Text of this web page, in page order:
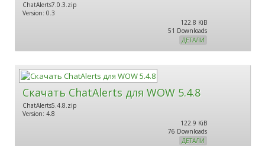
ChatAlerts7.0.3.zip
Version: 0.3
122.8 KiB
51 Downloads
ДЕТАЛИ
Скачать ChatAlerts для WOW 5.4.8
ChatAlerts5.4.8.zip
Version: 4.8
122.9 KiB
76 Downloads
ДЕТАЛИ